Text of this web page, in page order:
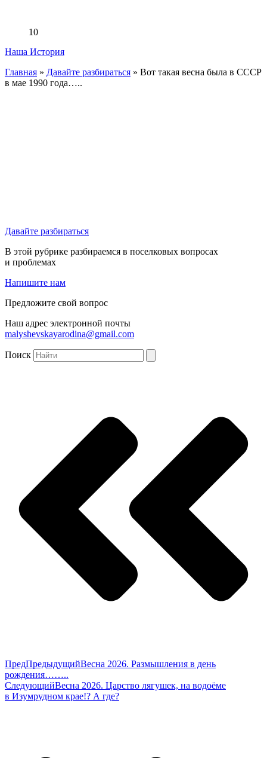
10
Наша История
Главная » Давайте разбираться » Вот такая весна была в СССР
в мае 1990 года…..
Давайте разбираться
В этой рубрике разбираемся в поселковых вопросах
и проблемах
Напишите нам
Предложите свой вопрос
Наш адрес электронной почты
malyshevskayarodina@gmail.com
Поиск
ПредПредыдущийВесна 2026. Размышления в день
рождения……..
СледующийВесна 2026. Царство лягушек, на водоёме
в Изумрудном крае!? А где?